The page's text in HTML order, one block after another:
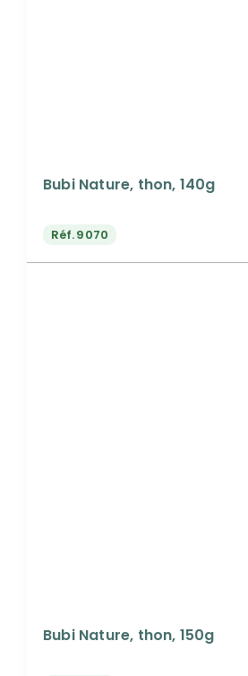
Bubi Nature, thon, 140g
Réf.9070
Bubi Nature, thon, 150g